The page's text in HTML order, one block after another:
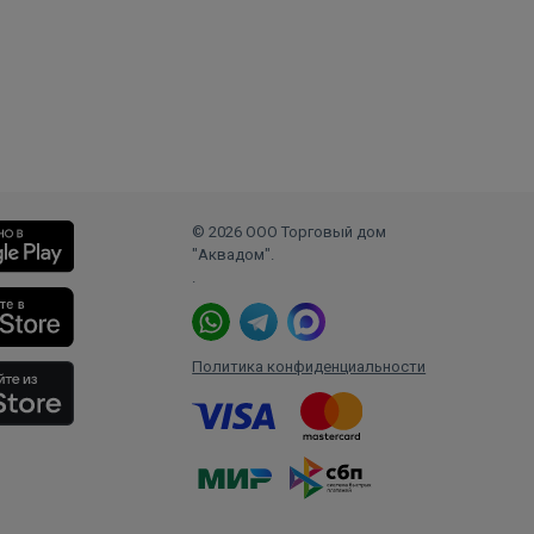
© 2026 ООО Торговый дом
"Аквадом".
.
Политика конфиденциальности